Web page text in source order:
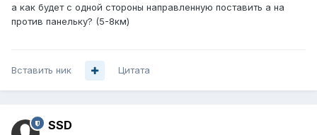
а как будет с одной стороны направленную поставить а на
против панельку? (5-8км)
Вставить ник Цитата
SSD